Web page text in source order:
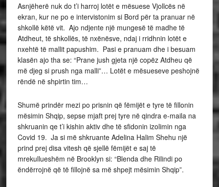
Asnjëherë nuk do t’i harroj lotët e mësuese Vjollcës në
ekran, kur ne po e intervistonim si Bord për ta pranuar në
shkollë këtë vit. Ajo ndjente një mungesë të madhe të
Atdheut, të shkollës, të nxënësve, ndaj i rridhnin lotët e
nxehtë të mallit papushim. Pasi e pranuam dhe i besuam
klasën ajo tha se: “Prane jush gjeta një copëz Atdheu që
më djeg si prush nga malli”… Lotët e mësueseve peshojnë
rëndë në shpirtin tim…
Shumë prindër mezi po prisnin që fëmijët e tyre të fillonin
mësimin Shqip, sepse mjaft prej tyre në qindra e-maila na
shkruanin qe t’i kishin aktiv dhe të sfidonin izolimin nga
Covid 19. Ja si më shkruante Adelina Halim Shehu një
prind prej disa vitesh që sjellë fëmijët e saj të
mrekullueshëm në Brooklyn si: “Blenda dhe Rilindi po
ëndërrojnë që të fillojnë sa më shpejt mësimin Shqip”.